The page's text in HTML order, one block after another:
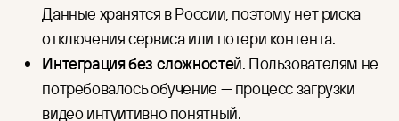
Данные хранятся в России, поэтому нет риска
отключения сервиса или потери контента.
Интеграция без сложностей. Пользователям не
потребовалось обучение — процесс загрузки
видео интуитивно понятный.